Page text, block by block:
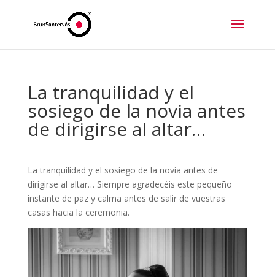
La tranquilidad y el
sosiego de la novia antes
de dirigirse al altar…
La tranquilidad y el sosiego de la novia antes de
dirigirse al altar… Siempre agradecéis este pequeño
instante de paz y calma antes de salir de vuestras
casas hacia la ceremonia.